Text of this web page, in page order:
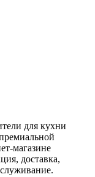
для кухни
магазине
доставка,